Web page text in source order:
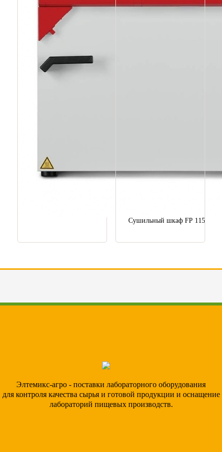
Сушильный шкаф FP 115
Элтемикс-агро - поставки лабораторного оборудования
для контроля качества сырья и готовой продукции и оснащение
лабораторий пищевых производств.